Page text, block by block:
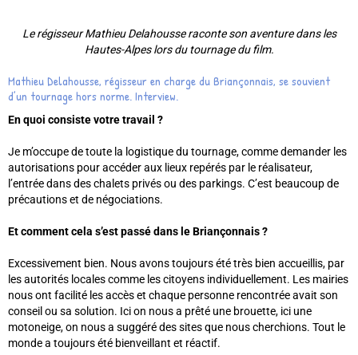
Le régisseur Mathieu Delahousse raconte son aventure dans les
Hautes-Alpes lors du tournage du film.
Mathieu Delahousse, régisseur en charge du Briançonnais, se souvient
d’un tournage hors norme. Interview.
En quoi consiste votre travail ?
Je m’occupe de toute la logistique du tournage, comme demander les
autorisations pour accéder aux lieux repérés par le réalisateur,
l’entrée dans des chalets privés ou des parkings. C’est beaucoup de
précautions et de négociations.
Et comment cela s’est passé dans le Briançonnais ?
Excessivement bien. Nous avons toujours été très bien accueillis, par
les autorités locales comme les citoyens individuellement. Les mairies
nous ont facilité les accès et chaque personne rencontrée avait son
conseil ou sa solution. Ici on nous a prêté une brouette, ici une
motoneige, on nous a suggéré des sites que nous cherchions. Tout le
monde a toujours été bienveillant et réactif.